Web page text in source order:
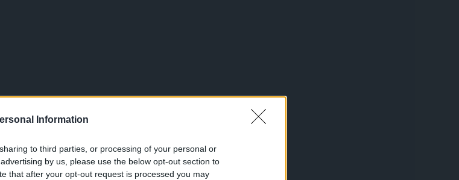
Information
to third parties, or processing of your personal or
by us, please use the below opt-out section to
that after your opt-out request is processed you may